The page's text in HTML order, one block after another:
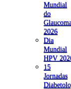
Mundial
do
2026
Dia
Mundial
HPV
15
Jornadas